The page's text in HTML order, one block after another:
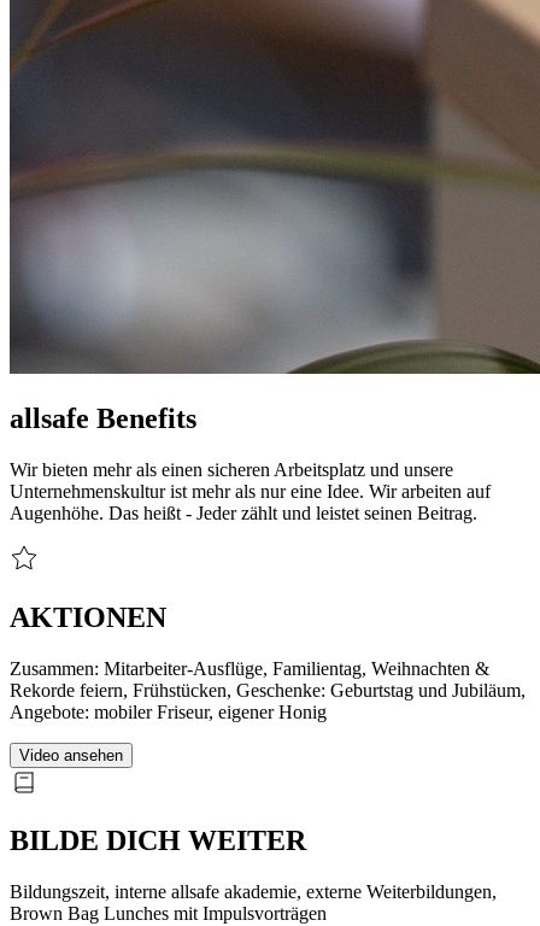
allsafe Benefits
Wir bieten mehr als einen sicheren Arbeitsplatz und unsere
Unternehmenskultur ist mehr als nur eine Idee. Wir arbeiten auf
Augenhöhe. Das heißt - Jeder zählt und leistet seinen Beitrag.
AKTIONEN
Zusammen: Mitarbeiter-Ausflüge, Familientag, Weihnachten &
Rekorde feiern, Frühstücken, Geschenke: Geburtstag und Jubiläum,
Angebote: mobiler Friseur, eigener Honig
Video ansehen
BILDE DICH WEITER
Bildungszeit, interne allsafe akademie, externe Weiterbildungen,
Brown Bag Lunches mit Impulsvorträgen